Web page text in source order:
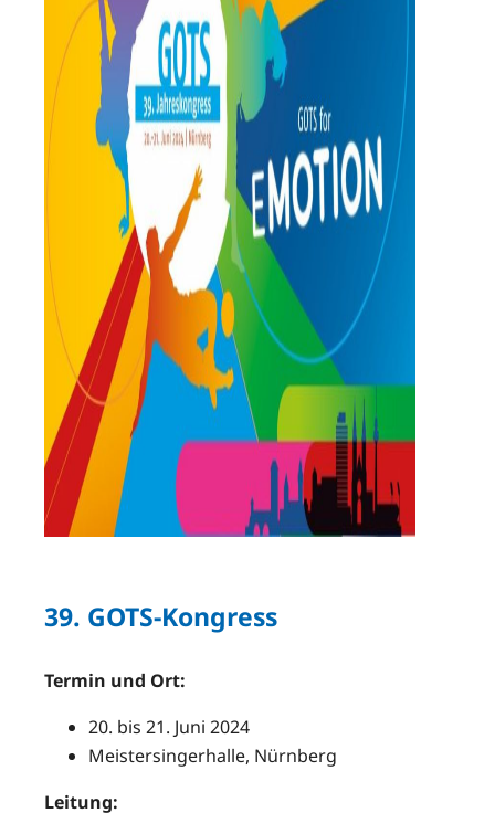
39. GOTS-Kongress
Termin und Ort:
20. bis 21. Juni 2024
Meistersingerhalle, Nürnberg
Leitung: